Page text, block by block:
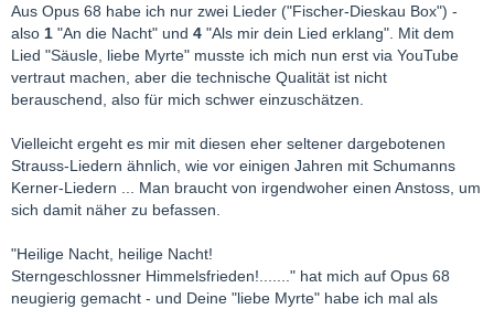
Aus Opus 68 habe ich nur zwei Lieder ("Fischer-Dieskau Box") -
also 1 "An die Nacht" und 4 "Als mir dein Lied erklang". Mit dem
Lied "Säusle, liebe Myrte" musste ich mich nun erst via YouTube
vertraut machen, aber die technische Qualität ist nicht
berauschend, also für mich schwer einzuschätzen.
Vielleicht ergeht es mir mit diesen eher seltener dargebotenen
Strauss-Liedern ähnlich, wie vor einigen Jahren mit Schumanns
Kerner-Liedern ... Man braucht von irgendwoher einen Anstoss, um
sich damit näher zu befassen.
"Heilige Nacht, heilige Nacht!
Sterngeschlossner Himmelsfrieden!......." hat mich auf Opus 68
neugierig gemacht - und Deine "liebe Myrte" habe ich mal als